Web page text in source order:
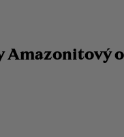
Amazonitový